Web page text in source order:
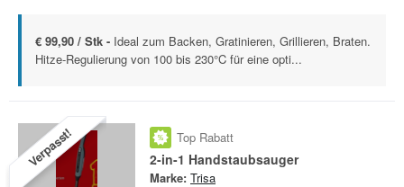
€ 99,90 / Stk - Ideal zum Backen, Gratinieren, Grillieren, Braten.
Hitze-Regulierung von 100 bis 230°C für eine opti...
Verpasst! Top Rabatt
2-in-1 Handstaubsauger
Marke: Trisa